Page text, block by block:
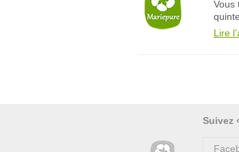
Vous
Lire
Suivez